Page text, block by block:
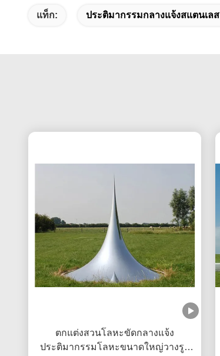
แท็ก: ประติมากรรมกลางแจ้งสแตนเลส
ตกแต่งสวนโลหะขัดกลางแจ้ง
ประติมากรรมโลหะขนาดใหญ่วางรูป